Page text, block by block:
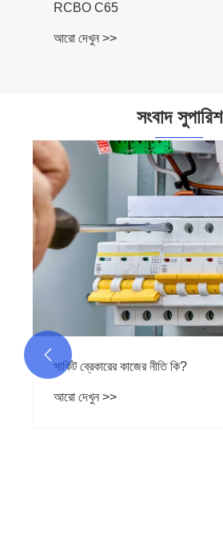
RCBO C65
আরো দেখুন >>
সংবাদ সুপারিশ
সার্কিট ব্রেকারের কাজের নীতি কি?
আরো দেখুন >>
